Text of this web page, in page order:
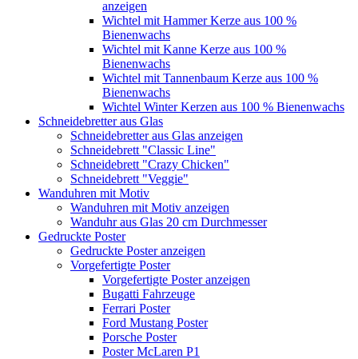
anzeigen
Wichtel mit Hammer Kerze aus 100 %
Bienenwachs
Wichtel mit Kanne Kerze aus 100 %
Bienenwachs
Wichtel mit Tannenbaum Kerze aus 100 %
Bienenwachs
Wichtel Winter Kerzen aus 100 % Bienenwachs
Schneidebretter aus Glas
Schneidebretter aus Glas anzeigen
Schneidebrett "Classic Line"
Schneidebrett "Crazy Chicken"
Schneidebrett "Veggie"
Wanduhren mit Motiv
Wanduhren mit Motiv anzeigen
Wanduhr aus Glas 20 cm Durchmesser
Gedruckte Poster
Gedruckte Poster anzeigen
Vorgefertigte Poster
Vorgefertigte Poster anzeigen
Bugatti Fahrzeuge
Ferrari Poster
Ford Mustang Poster
Porsche Poster
Poster McLaren P1